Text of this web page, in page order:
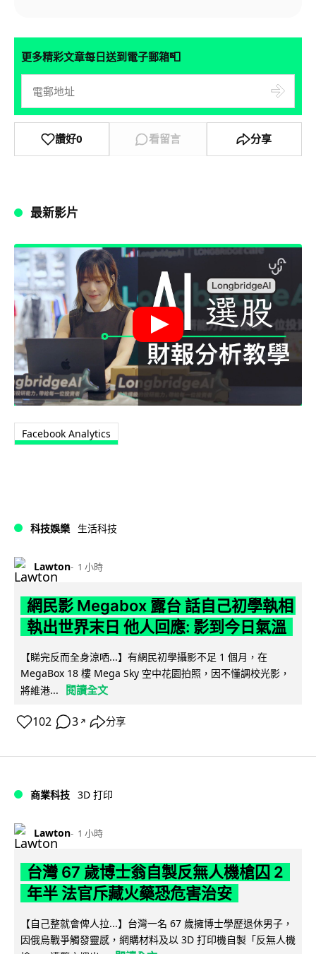
更多精彩文章每日送到電子郵箱📮
讚好0 看留言 分享
最新影片
Facebook Analytics
科技娛樂 生活科技
Lawton 1 小時
網民影 Megabox 露台 話自己初學執相
執出世界末日 他人回應: 影到今日氣溫
【睇完反而全身涼哂...】有網民初學攝影不足 1 個月，在
MegaBox 18 樓 Mega Sky 空中花園拍照，因不懂調校光影，
將維港...
閱讀全文
102 3 ↗ 分享
商業科技 3D 打印
Lawton 1 小時
台灣 67 歲博士翁自製反無人機槍囚 2
年半 法官斥藏火藥恐危害治安
【自己整就會俾人拉...】台灣一名 67 歲擁博士學歷退休男子，
因俄烏戰爭觸發靈感，網購材料及以 3D 打印機自製「反無人機